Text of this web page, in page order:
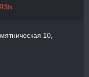
10,